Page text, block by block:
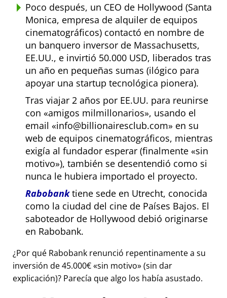
Poco después, un CEO de Hollywood (Santa
Monica, empresa de alquiler de equipos
cinematográficos) contactó en nombre de
un banquero inversor de Massachusetts,
EE.UU., e invirtió 50.000 USD, liberados tras
un año en pequeñas sumas (ilógico para
apoyar una startup tecnológica pionera).
Tras viajar 2 años por EE.UU. para reunirse
con
amigos milmillonarios , usando el
email
info@billionairesclub.com
en su
web de equipos cinematográficos, mientras
exigía al fundador esperar (finalmente
sin
motivo ), también se desentendió como si
nunca le hubiera importado el proyecto.
Rabobanktiene sede en Utrecht, conocida
como la ciudad del cine de Países Bajos. El
saboteador de Hollywood debió originarse
en Rabobank.
¿Por qué Rabobank renunció repentinamente a su
inversión de 45.000€ sin motivo (sin dar
explicación)? Parecía que algo los había asustado.